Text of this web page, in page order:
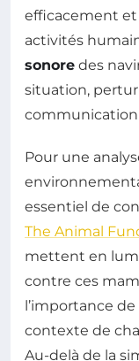
efficacement et
activités
sonore des
situation,
communication
Pour une
essentiel de
The Animal
mettent en
contre ces
l’importance
contexte de
Au-delà de la